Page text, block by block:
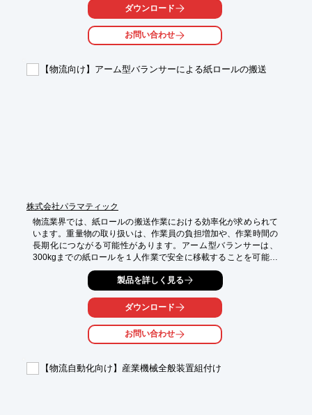
【活用シーン】
・特殊な温度管理が必要な動物用医薬品の保管
・厳格な品質管理が求められる動物用医薬品の梱包・出荷
【導入の効果】
ダウンロード
お問い合わせ
【物流向け】アーム型バランサーによる紙ロールの搬送
株式会社パラマティック
物流業界では、紙ロールの搬送作業における効率化が求められて
います。重量物の取り扱いは、作業員の負担増加や、作業時間の
長期化につながる可能性があります。アーム型バランサーは、
300kgまでの紙ロールを１人作業で安全に移載することを可能に
し、作業効率を向上させます。
【活用シーン】
・紙ロールの積み下ろし作業
・製造ラインへの供給
・倉庫内での移動
・作業時間の短縮
製品を詳しく見る
ダウンロード
お問い合わせ
【物流自動化向け】産業機械全般装置組付け